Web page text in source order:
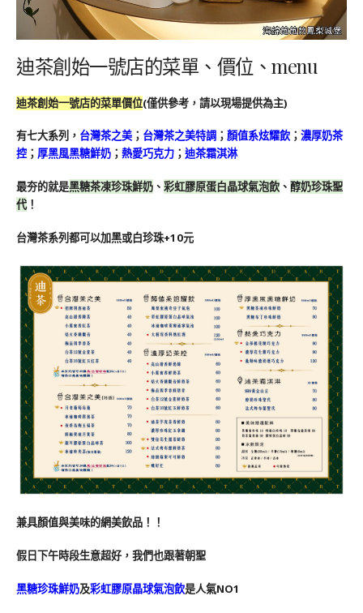
迪茶創始一號店的菜單、價位、menu
迪茶創始一號店的菜單價位(僅供參考，請以現場提供為主)
有七大系列， 台灣茶之美 ； 台灣茶之美特調 ； 顏值系炫耀飲 ； 濃厚奶茶
控 ； 厚黑風黑糖鮮奶 ； 熱愛巧克力 ； 迪茶霜淇淋
最夯的就是黑糖茶凍珍珠鮮奶 、 彩虹膠原蛋白晶球氣泡飲 、 醇奶珍珠聖
代！
台灣茶系列都可以加黑或白珍珠+10元
兼具顏值與美味的網美飲品！！
假日下午時段生意超好，我們也跟著朝聖
黑糖珍珠鮮奶及彩虹膠原晶球氣泡飲是人氣NO1